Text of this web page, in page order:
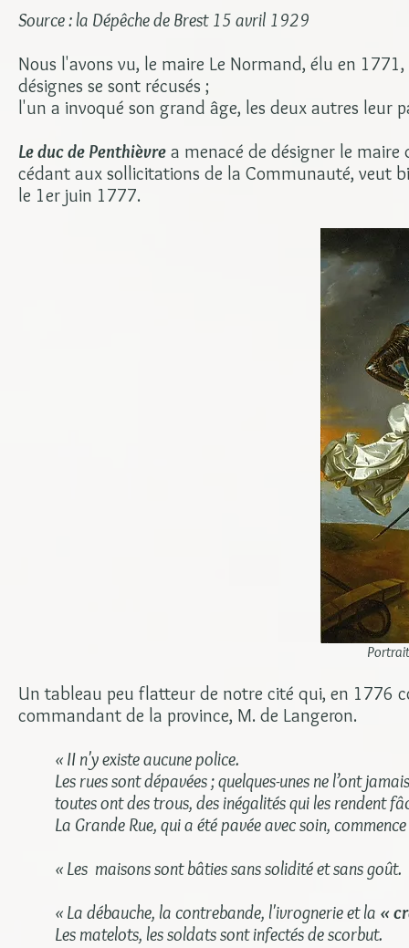
Source : la Dépêche de Brest 15 avril 1929
Nous l'avons vu, le maire Le Normand, élu en
désignes se sont récusés ;
l'un a invoqué son grand âge, les deux autres leur
Le duc de Penthièvre a menacé de désigner le maire
cédant aux sollicitations de la Communauté, veut
le 1er juin 1777.
Un tableau peu flatteur de notre cité qui, en 1776
commandant de la province, M. de Langeron.
« II n'y existe aucune police.
Les rues sont dépavées ; quelques-unes ne l’ont
toutes ont des trous, des inégalités qui les rendent
La Grande Rue, qui a été pavée avec soin,
« Les maisons sont bâties sans solidité et sans goût.
« La débauche, la contrebande, l'ivrognerie et la «
Les matelots, les soldats sont infectés de scorbut.